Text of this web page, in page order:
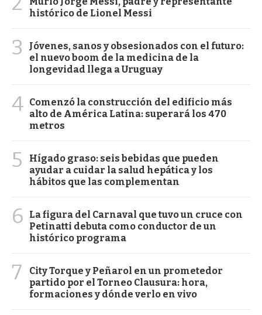
histórico de Lionel Messi
3
Jóvenes, sanos y obsesionados con el futuro:
el nuevo boom de la medicina de la
longevidad llega a Uruguay
4 Comenzó la construcción del edificio más
alto de América Latina: superará los 470
metros
5
Hígado graso: seis bebidas que pueden
ayudar a cuidar la salud hepática y los
hábitos que las complementan
6
La figura del Carnaval que tuvo un cruce con
Petinatti debuta como conductor de un
histórico programa
7
City Torque y Peñarol en un prometedor
partido por el Torneo Clausura: hora,
formaciones y dónde verlo en vivo